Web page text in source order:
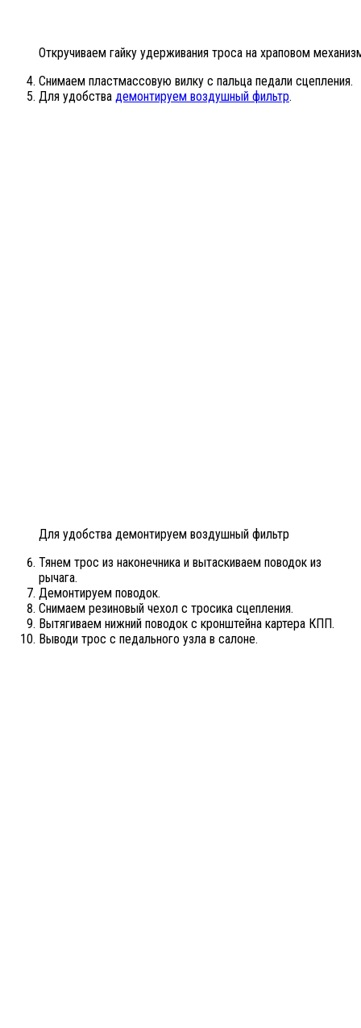
Откручиваем гайку удерживания троса на храповом
Снимаем пластмассовую вилку с пальца педали сцепления.
Для удобства демонтируем воздушный фильтр.
Для удобства демонтируем воздушный фильтр
Тянем трос из наконечника и вытаскиваем поводок из
рычага.
Демонтируем поводок.
Снимаем резиновый чехол с тросика сцепления.
Вытягиваем нижний поводок с кронштейна картера КПП.
Выводи трос с педального узла в салоне.